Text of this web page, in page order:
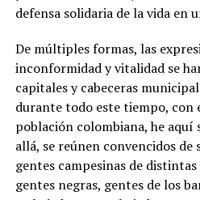
defensa solidaria de la vida en
De múltiples formas, las
inconformidad y vitalidad se
capitales y cabeceras
durante todo este tiempo, con
población colombiana, he
allá, se reúnen convencidos de
gentes campesinas de
gentes negras, gentes de los